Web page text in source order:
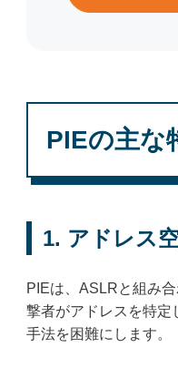
PIEの主な
1. アドレス
PIEは、ASLRと組み
撃者がアドレスを特定
手法を困難にします。